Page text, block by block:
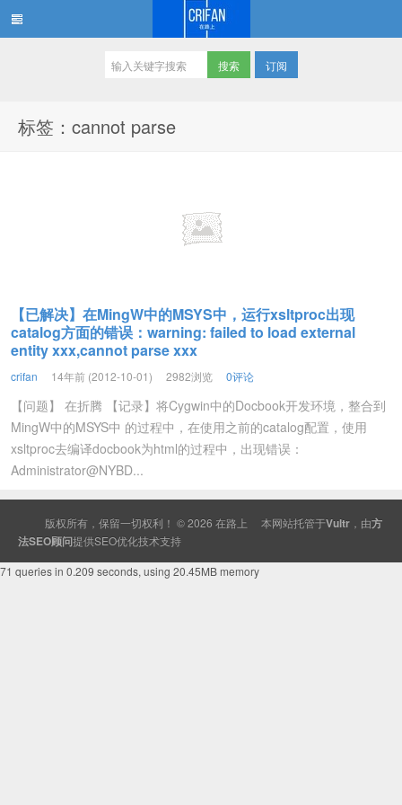
订阅
标签：cannot parse
【已解决】在MingW中的MSYS中，运行xsltproc出现
catalog方面的错误：warning: failed to load external
entity xxx,cannot parse xxx
crifan 14年前 (2012-10-01) 2982浏览 0评论
【问题】 在折腾 【记录】将Cygwin中的Docbook开发环境，整合到
MingW中的MSYS中 的过程中，在使用之前的catalog配置，使用
xsltproc去编译docbook为html的过程中，出现错误：
Administrator@NYBD...
版权所有，保留一切权利！ © 2026 在路上 本网站托管于Vultr ，由方
法SEO顾问提供SEO优化技术支持
71 queries in 0.209 seconds, using 20.45MB memory